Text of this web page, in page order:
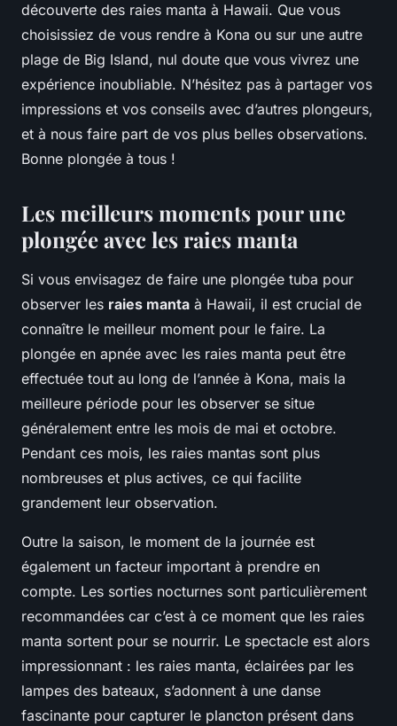
découverte des raies manta à Hawaii. Que vous
choisissiez de vous rendre à Kona ou sur une autre
plage de Big Island, nul doute que vous vivrez une
expérience inoubliable. N’hésitez pas à partager vos
impressions et vos conseils avec d’autres plongeurs,
et à nous faire part de vos plus belles observations.
Bonne plongée à tous !
Les meilleurs moments pour une
plongée avec les raies manta
Si vous envisagez de faire une plongée tuba pour
observer les raies manta à Hawaii, il est crucial de
connaître le meilleur moment pour le faire. La
plongée en apnée avec les raies manta peut être
effectuée tout au long de l’année à Kona, mais la
meilleure période pour les observer se situe
généralement entre les mois de mai et octobre.
Pendant ces mois, les raies mantas sont plus
nombreuses et plus actives, ce qui facilite
grandement leur observation.
Outre la saison, le moment de la journée est
également un facteur important à prendre en
compte. Les sorties nocturnes sont particulièrement
recommandées car c’est à ce moment que les raies
manta sortent pour se nourrir. Le spectacle est alors
impressionnant : les raies manta, éclairées par les
lampes des bateaux, s’adonnent à une danse
fascinante pour capturer le plancton présent dans